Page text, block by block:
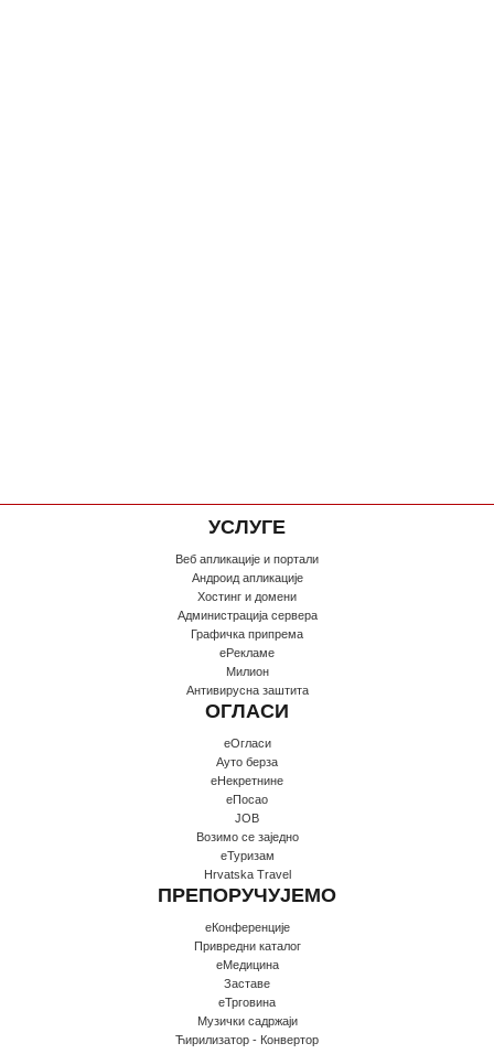
УСЛУГЕ
Веб апликације и портали
Андроид апликације
Хостинг и домени
Администрација сервера
Графичка припрема
еРекламе
Милион
Антивирусна заштита
ОГЛАСИ
еОгласи
Ауто берза
еНекретнине
еПосао
JOB
Возимо се заједно
еТуризам
Hrvatska Travel
ПРЕПОРУЧУЈЕМО
еКонференције
Привредни каталог
еМедицина
Заставе
еТрговина
Музички садржаји
Ћирилизатор - Конвертор